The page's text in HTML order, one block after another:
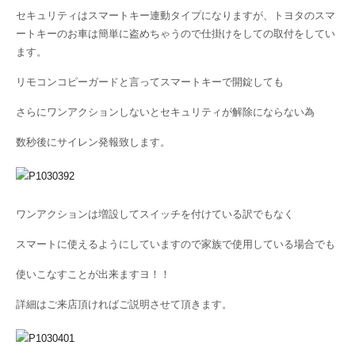
セキュリティはスマートキー連動タイプになりますが、トヨタのスマ
ートキーのお車は簡単に盗めちゃうので仕掛けをしての取付をしてい
ます。
リモコンコピーガードと言ってスマートキーで開錠しても
さらにワンアクションしないとセキュリティが解除にならない為
数秒後にサイレン発報致します。
ワンアクションは増設してスイッチを付けている訳でもなく
スマートに使えるようにしていますので家族で使用している場合でも
使いこなすことが出来ますヨ！！
詳細はご来店頂ければご説明させて頂きます。